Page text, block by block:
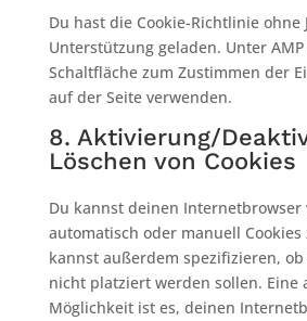
Du hast die Cookie-Richtlinie ohne
Unterstützung geladen. Unter
Schaltfläche zum Zustimmen der
auf der Seite verwenden.
8. Aktivierung/
Löschen von Cookies
Du kannst deinen Internetbrowser
automatisch oder manuell Cookies
kannst außerdem spezifizieren, ob
nicht platziert werden sollen. Eine
Möglichkeit ist es, deinen